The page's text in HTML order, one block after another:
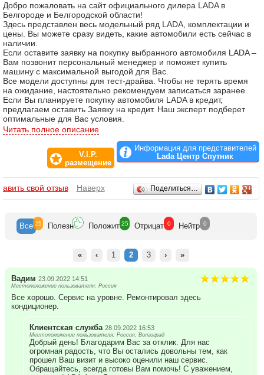
Добро пожаловать на сайт официального дилера LADA в
Белгороде и Белгородской области!
Здесь представлен весь модельный ряд LADA, комплектации и
цены. Вы можете сразу видеть, какие автомобили есть сейчас в
наличии.
Если оставите заявку на покупку выбранного автомобиля LADA –
Вам позвонит персональный менеджер и поможет купить
машину с максимальной выгодой для Вас.
Все модели доступны для тест-драйва. Чтобы не терять время
на ожидание, настоятельно рекомендуем записаться заранее.
Если Вы планируете покупку автомобиля LADA в кредит,
предлагаем оставить Заявку на кредит. Наш эксперт подберет
оптимальные для Вас условия.
Сервисный центр «Лада Центр Спутник» оперативно и
качественно решает все вопросы обслуживания и ремонта
автомобилей LADA. Наши мастера прошли обучение на
Волжском автомобильном заводе и ежедневно доказывают свой
высокий уровень профессионализма и компетентности.
Запишитесь на сервис - и убедитесь.
Читать полное описание
V.I.P.
размещение
Информация для представителей
Lada Центр Спутник
Отзывы
свой отзыв Наверх Поделиться…
Все 25 Полезн Положит 25 Отрицат 0 Нейтр 0
« ‹ 1 2 3 › »
Вадим 23.09.2022 14:51
Местоположение пользователя: Россия
Все хорошо. Сервис на уровне. Ремонтировал здесь
кондиционер.
Клиентская служба 28.09.2022 16:53
Местоположение пользователя: Россия, Волгоград
Добрый день! Благодарим Вас за отклик. Для нас
огромная радость, что Вы остались довольны тем, как
прошел Ваш визит и высоко оценили наш сервис.
Обращайтесь, всегда готовы Вам помочь! С уважением,